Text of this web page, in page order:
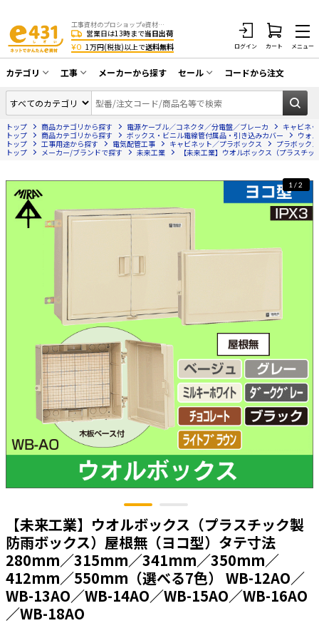
工事資材のプロショップe資材 CATV・アンテナ・防犯・光・LAN・電気・空調工事など
営業日は13時まで当日出荷
¥0 1万円(税抜)以上で送料無料 ログイン カート メニュー
カテゴリ
同軸ケーブル／テレビ用接栓／関連工具
アンテナ・取付金具・ブースター／CATV
部材類
配線補助具（モール・結束バンド・テー
防犯工事関連
HDMIケーブル・周辺機器／RCAケーブル
電話線／コネクタ／アダプタ
光ファイバー・融着接続機関連
LANケーブル・コネクタ・関連資材/機器
ネットワーク機器
エアコン・換気扇・空調資材
太陽光発電ケーブル・コネクタ・関連資
材/機器
電源ケーブル／コネクタ／分電盤／ブレ
ーカ
照明・照明器具
電源タップ・延長コード
スイッチ・コンセント（配線器具）
PF管/FEP管/CD管/情報線保護管
ボックス・ビニル電線管付属品・引き込
みカバー
工具関連
EV充電設備工事関連
感染症関連
工事
CATV・アンテナ工事
光工事・FTTH工事
エアコン・換気扇工事
防犯カメラ工事
LAN配線工事
電気配管工事
照明設置工事
太陽光発電工事
ホテル・病院向け
メーカーから探す セール
在庫一掃セール
コードから注文
トップ 商品カテゴリから探す 電源ケーブル／コネクタ／分電盤／ブレーカ
キャビネ
トップ
商品カテゴリから探す ボックス・ビニル電線管付属品・引き込みカバー
ウォ
トップ
工事用途から探す 電気配管工事 キャビネット／プラボックス
プラボックス
トップ
メーカー/ブランドで探す 未来工業 【未来工業】ウオルボックス（プラスチ
【未来工業】ウオルボックス（プラスチック製
防雨ボックス）屋根無（ヨコ型）タテ寸法
280mm／315mm／341mm／350mm／
412mm／550mm（選べる7色） WB-12AO／
WB-13AO／WB-14AO／WB-15AO／WB-16AO
／WB-18AO
1/2